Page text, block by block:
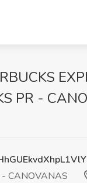
PR -
- CANOVANAS